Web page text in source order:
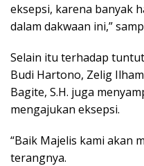
eksepsi, karena banyak
dalam dakwaan ini,”
Selain itu terhadap
Budi Hartono, Zelig
Bagite, S.H. juga
mengajukan eksepsi.
“Baik Majelis kami akan
terangnya.